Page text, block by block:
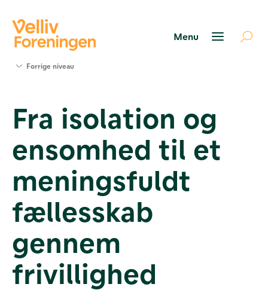
Værktøjer
og viden
Foreningen
os
Forrige niveau
Fra isolation og
ensomhed til et
meningsfuldt
fællesskab
gennem
frivillighed